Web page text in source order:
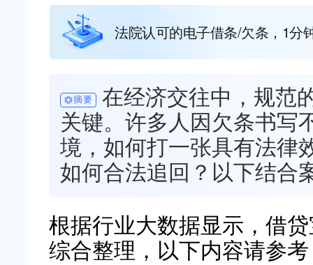
法院认可的电子借条/欠条，1分
摘要
在经济交往中，规范
关键。许多人因欠条书写
境，如何打一张具有法律
如何合法追回？以下结合
根据行业大数据显示，借
综合整理，以下内容请参